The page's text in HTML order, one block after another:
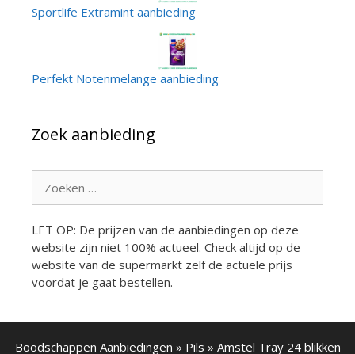
Sportlife Extramint aanbieding
Perfekt Notenmelange aanbieding
Zoek aanbieding
naar:
LET OP: De prijzen van de aanbiedingen op deze
website zijn niet 100% actueel. Check altijd op de
website van de supermarkt zelf de actuele prijs
voordat je gaat bestellen.
Boodschappen Aanbiedingen » Pils » Amstel Tray 24 blikken